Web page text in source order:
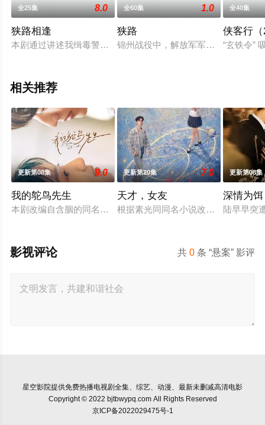
全25集 8.0
狭路相逢
本剧通过讲述我缉毒警察深入虎穴、将贩毒分子一网打尽的故
全60集 1.0
狭路
锦州战役中，解放军军官马龙在战场
全40集
侠客行
“玄铁令”
相关推荐
更新第08集 9.0
我的鸵鸟先生
本剧改编自含胭的同名小说，讲述了邻家女孩庞倩（苏晓彤 饰
更新第20集 7.0
天才，女友
根据素光同同名小说改编。江逾白长
更新第08集
深情为饵
陆早早突
共0 条 “悬案” 影评
影视评论
星空影院提供免费热播电视剧全集、综艺、动漫、最新未删减高清电影
Copyright © 2022 bjtbwypq.com All Rights Reserved
京ICP备2022029475号-1